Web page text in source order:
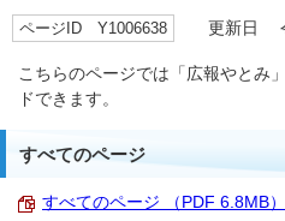
ページID Y1006638 更新日
こちらのページでは「広報やとみ
ドできます。
すべてのページ
すべてのページ （PDF 6.8MB）